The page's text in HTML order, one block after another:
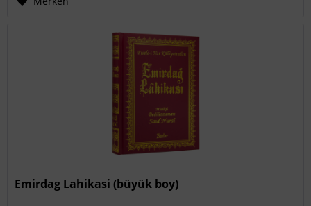
Emirdag Lahikasi (büyük boy)